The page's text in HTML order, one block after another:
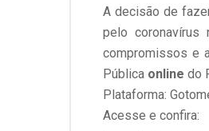
A decisão de
pelo coronavírus
compromissos e
Pública online do
Plataforma:
Acesse e confira: